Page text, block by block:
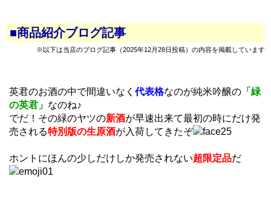
■商品紹介ブログ記事
※以下は当店のブログ記事（2025年12月28日投稿）の内容を掲載しています
英君のお酒の中で間違いなく代表格なのが純米吟醸の 「緑
の英君」 なのね♪
でだ！その緑のヤツの新酒が早速出来て最初の時にだけ発
売される特別版の生原酒が入荷してきたぞ
ホントにほんの少しだけしか発売されない超限定品だ